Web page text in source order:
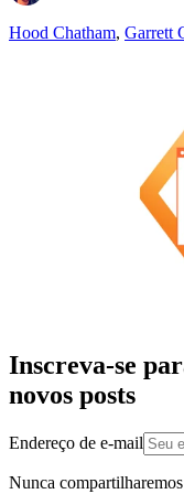
Hood Chatham, Garrett
Inscreva-se
novos posts
Endereço de e-mail
Nunca